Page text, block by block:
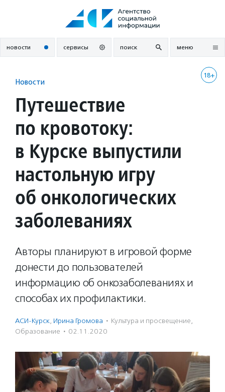
новости сервисы поиск меню
18+
Новости
Путешествие
по кровотоку:
в Курске выпустили
настольную игру
об онкологических
заболеваниях
Авторы планируют в игровой форме
донести до пользователей
информацию об онкозаболеваниях и
способах их профилактики.
АСИ-Курск, Ирина Громова · Культура и просвещение,
Образование · 02.11.2020